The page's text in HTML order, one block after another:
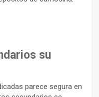
su
parece segura en